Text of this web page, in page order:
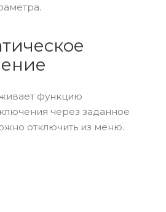
функцию
через заданное
отключить из меню.